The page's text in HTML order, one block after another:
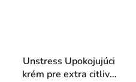
Unstress Upokojujúci
krém pre extra citlivú